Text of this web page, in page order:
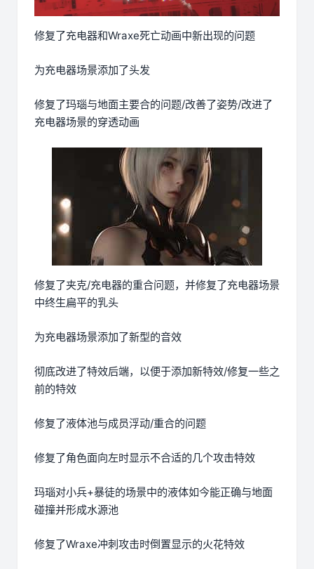
修复了充电器和Wraxe死亡动画中新出现的问题
为充电器场景添加了头发
修复了玛瑙与地面主要合的问题/改善了姿势/改进了
充电器场景的穿透动画
修复了夹克/充电器的重合问题，并修复了充电器场景
中终生扁平的乳头
为充电器场景添加了新型的音效
彻底改进了特效后端，以便于添加新特效/修复一些之
前的特效
修复了液体池与成员浮动/重合的问题
修复了角色面向左时显示不合适的几个攻击特效
玛瑙对小兵+暴徒的场景中的液体如今能正确与地面
碰撞并形成水源池
修复了Wraxe冲刺攻击时倒置显示的火花特效